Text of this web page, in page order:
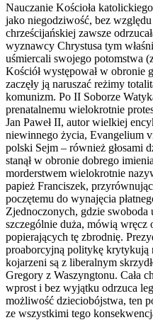
Nauczanie Kościoła
jako niegodziwość, bez
chrześcijańskiej zawsze
wyznawcy Chrystusa tym
uśmiercali swojego potomstwa
Kościół występował w obronie
zaczęły ją naruszać reżimy
komunizm. Po II Soborze
prenatalnemu wielokrotnie
Jan Paweł II, autor wielkiej
niewinnego życia, Evangelium
polski Sejm – również głosami
stanął w obronie dobrego
morderstwem wielokrotnie
papież Franciszek,
poczętemu do wynajęcia
Zjednoczonych, gdzie swoboda
szczególnie duża, mówią
popierających tę zbrodnię.
proaborcyjną politykę krytykują
kojarzeni są z liberalnym
Gregory z Waszyngtonu. Cała
wprost i bez wyjątku odrzuca
możliwość dzieciobójstwa, ten
ze wszystkimi tego